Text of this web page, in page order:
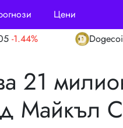
Цени
$0.0698 0.28%
21
Майкъл